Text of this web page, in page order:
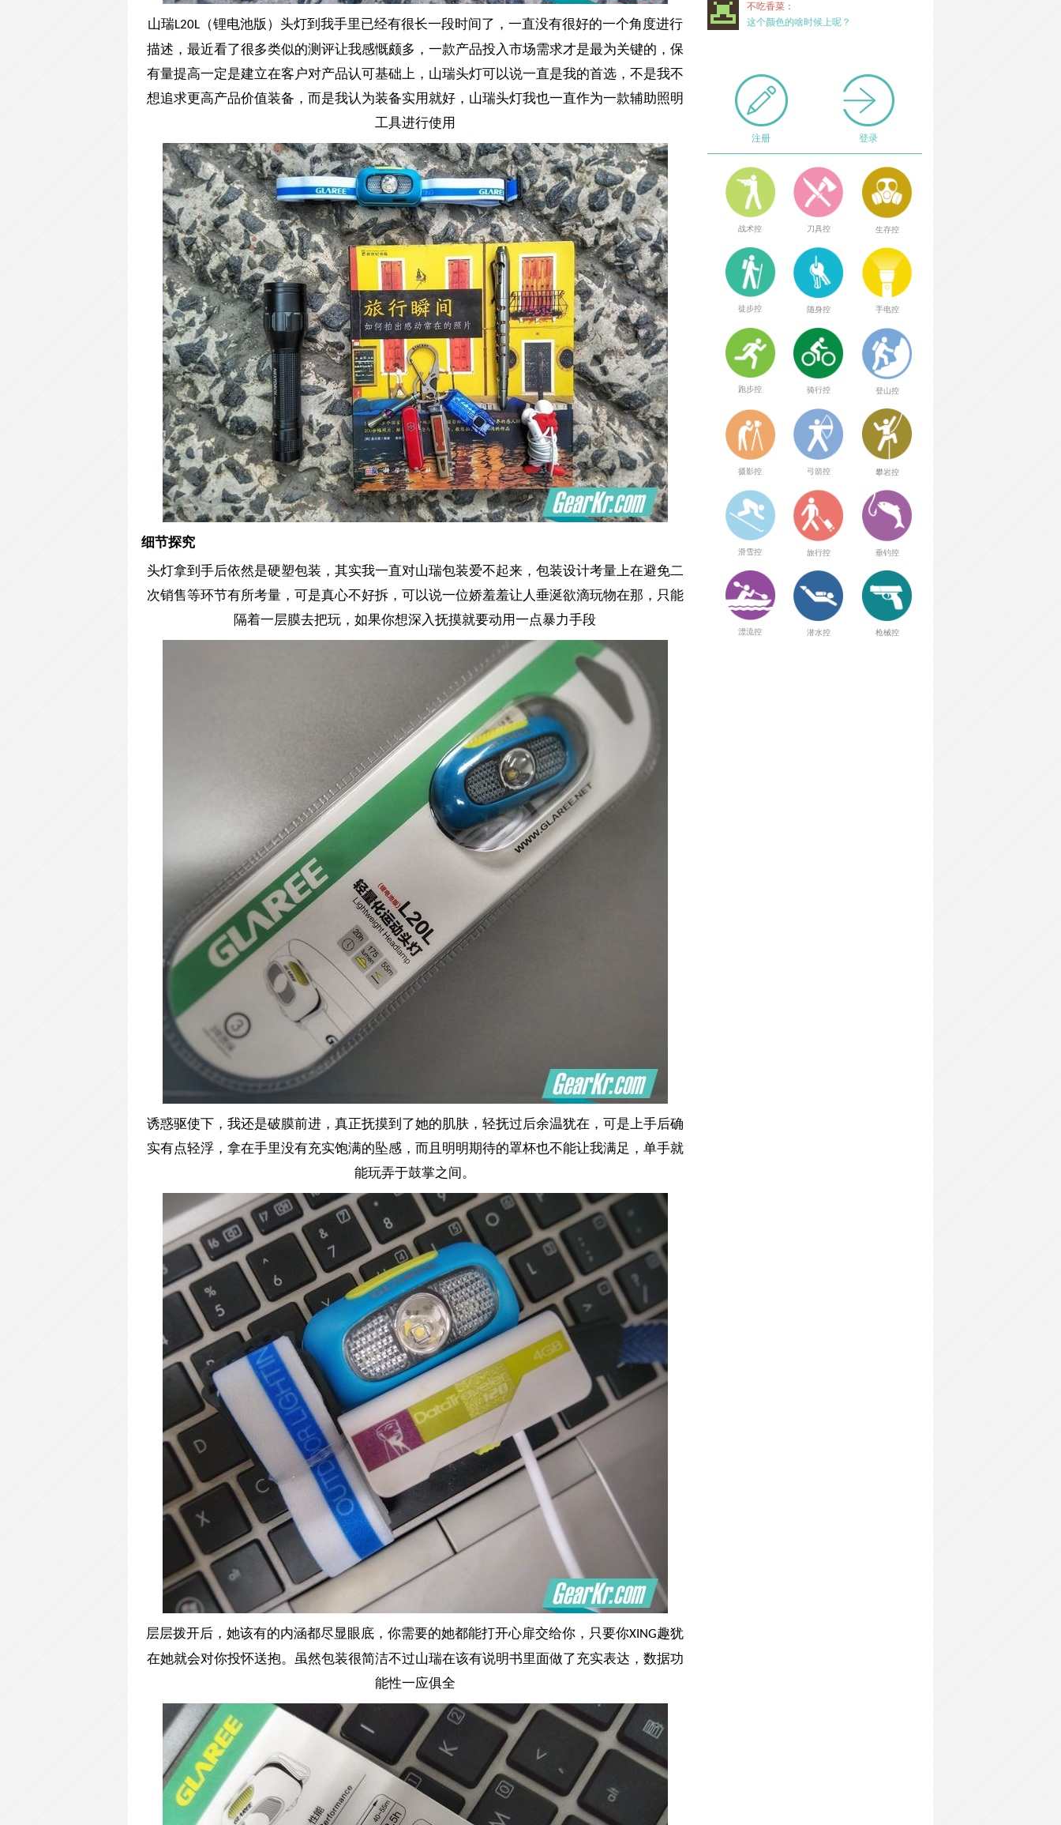
山瑞L20L（锂电池版）头灯到我手里已经有很长一段时间了，一直没有很好的一个角度进行
描述，最近看了很多类似的测评让我感慨颇多，一款产品投入市场需求才是最为关键的，保
有量提高一定是建立在客户对产品认可基础上，山瑞头灯可以说一直是我的首选，不是我不
想追求更高产品价值装备，而是我认为装备实用就好，山瑞头灯我也一直作为一款辅助照明
工具进行使用
细节探究
头灯拿到手后依然是硬塑包装，其实我一直对山瑞包装爱不起来，包装设计考量上在避免二
次销售等环节有所考量，可是真心不好拆，可以说一位娇羞羞让人垂涎欲滴玩物在那，只能
隔着一层膜去把玩，如果你想深入抚摸就要动用一点暴力手段
诱惑驱使下，我还是破膜前进，真正抚摸到了她的肌肤，轻抚过后余温犹在，可是上手后确
实有点轻浮，拿在手里没有充实饱满的坠感，而且明明期待的罩杯也不能让我满足，单手就
能玩弄于鼓掌之间。
层层拨开后，她该有的内涵都尽显眼底，你需要的她都能打开心扉交给你，只要你XING趣犹
在她就会对你投怀送抱。虽然包装很简洁不过山瑞在该有说明书里面做了充实表达，数据功
能性一应俱全
不吃香菜：
这个颜色的啥时候上呢？
注册 登录
战术控 刀具控 生存控
徒步控 随身控 手电控
跑步控 骑行控 登山控
摄影控 弓箭控 攀岩控
滑雪控 旅行控 垂钓控
漂流控 潜水控 枪械控